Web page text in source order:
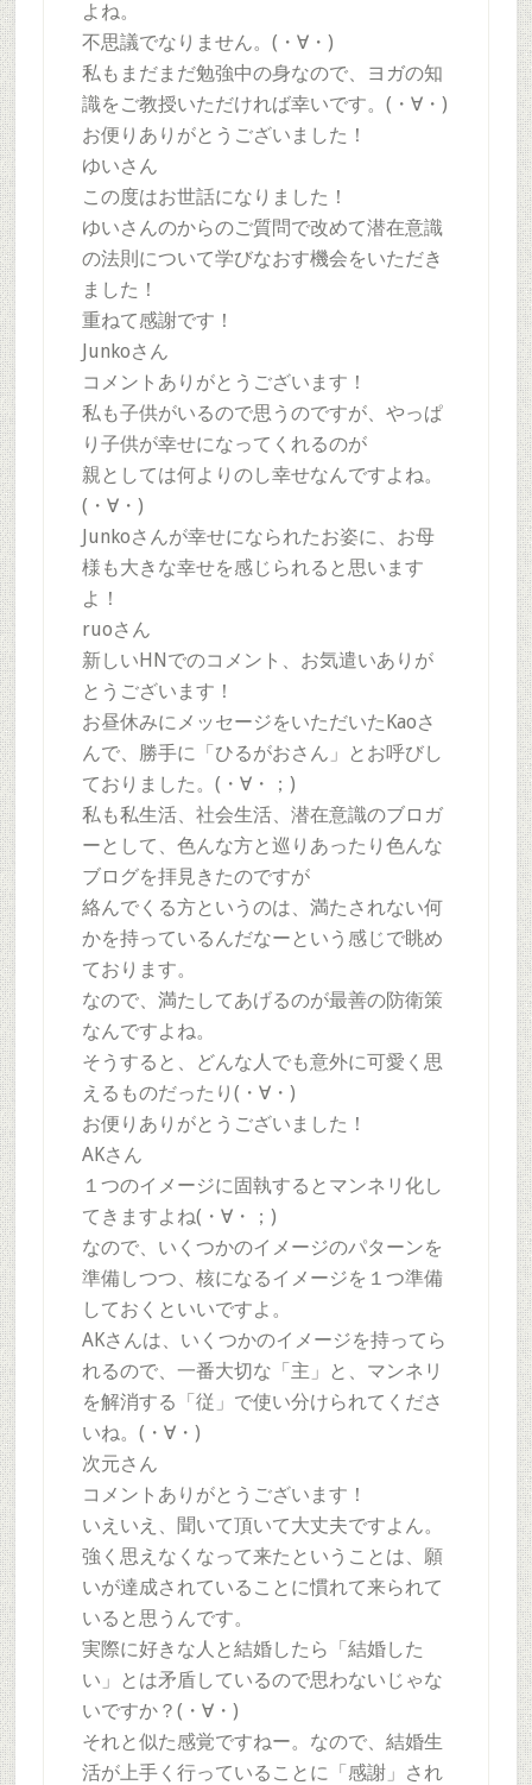
よね。
不思議でなりません。(・∀・)
私もまだまだ勉強中の身なので、ヨガの知
識をご教授いただければ幸いです。(・∀・)
お便りありがとうございました！
ゆいさん
この度はお世話になりました！
ゆいさんのからのご質問で改めて潜在意識
の法則について学びなおす機会をいただき
ました！
重ねて感謝です！
Junkoさん
コメントありがとうございます！
私も子供がいるので思うのですが、やっぱ
り子供が幸せになってくれるのが
親としては何よりのし幸せなんですよね。
(・∀・)
Junkoさんが幸せになられたお姿に、お母
様も大きな幸せを感じられると思います
よ！
ruoさん
新しいHNでのコメント、お気遣いありが
とうございます！
お昼休みにメッセージをいただいたKaoさ
んで、勝手に「ひるがおさん」とお呼びし
ておりました。(・∀・；)
私も私生活、社会生活、潜在意識のブロガ
ーとして、色んな方と巡りあったり色んな
ブログを拝見きたのですが
絡んでくる方というのは、満たされない何
かを持っているんだなーという感じで眺め
ております。
なので、満たしてあげるのが最善の防衛策
なんですよね。
そうすると、どんな人でも意外に可愛く思
えるものだったり(・∀・)
お便りありがとうございました！
AKさん
１つのイメージに固執するとマンネリ化し
てきますよね(・∀・；)
なので、いくつかのイメージのパターンを
準備しつつ、核になるイメージを１つ準備
しておくといいですよ。
AKさんは、いくつかのイメージを持ってら
れるので、一番大切な「主」と、マンネリ
を解消する「従」で使い分けられてくださ
いね。(・∀・)
次元さん
コメントありがとうございます！
いえいえ、聞いて頂いて大丈夫ですよん。
強く思えなくなって来たということは、願
いが達成されていることに慣れて来られて
いると思うんです。
実際に好きな人と結婚したら「結婚した
い」とは矛盾しているので思わないじゃな
いですか？(・∀・)
それと似た感覚ですねー。なので、結婚生
活が上手く行っていることに「感謝」され